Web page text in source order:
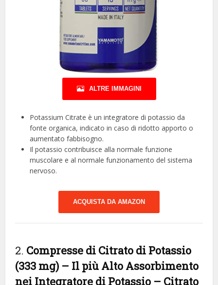
ALTRE IMMAGINI
Potassium Citrate è un integratore di potassio da
fonte organica, indicato in caso di ridotto apporto o
aumentato fabbisogno.
Il potassio contribuisce alla normale funzione
muscolare e al normale funzionamento del sistema
nervoso.
ACQUISTA DA AMAZON
2. Compresse di Citrato di Potassio
(333 mg) – Il più Alto Assorbimento
nei Integratore di Potassio – Citrato